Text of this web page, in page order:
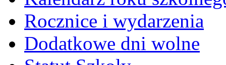
Rocznice i wydarzenia
Dodatkowe dni wolne